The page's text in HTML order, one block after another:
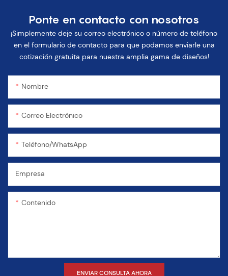
Ponte en contacto con nosotros
¡Simplemente deje su correo electrónico o número de teléfono
en el formulario de contacto para que podamos enviarle una
cotización gratuita para nuestra amplia gama de diseños!
Nombre
Correo Electrónico
Teléfono/WhatsApp
Empresa
Contenido
ENVIAR CONSULTA AHORA